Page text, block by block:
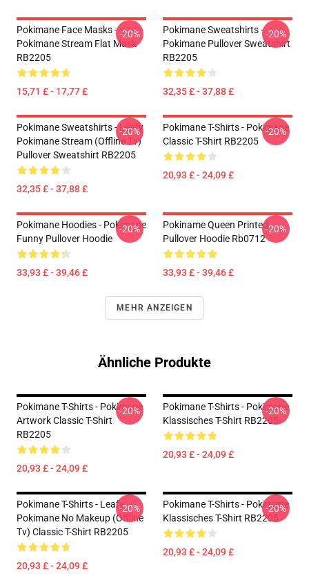
Pokimane Face Masks -
Pokimane Stream Flat Mask
RB2205
15,71 £ - 17,77 £
-20%
Pokimane Sweatshirts -
Pokimane Pullover Sweatshirt
RB2205
32,35 £ - 37,88 £
-20%
Pokimane Sweatshirts - Leafy
Pokimane Stream (Offline Tv)
Pullover Sweatshirt RB2205
32,35 £ - 37,88 £
-20%
Pokimane T-Shirts - Pokimane
Classic T-Shirt RB2205
20,93 £ - 24,09 £
-20%
Pokimane Hoodies - Pokimane
Funny Pullover Hoodie
33,93 £ - 39,46 £
-20%
Pokiname Queen Printed
Pullover Hoodie Rb0712
33,93 £ - 39,46 £
-20%
MEHR ANZEIGEN
Ähnliche Produkte
Pokimane T-Shirts - Pokimane
Artwork Classic T-Shirt
RB2205
20,93 £ - 24,09 £
-20%
Pokimane T-Shirts - Pokimane
Klassisches T-Shirt RB2205
20,93 £ - 24,09 £
-20%
Pokimane T-Shirts - Leafy
Pokimane No Makeup (Offline
Tv) Classic T-Shirt RB2205
20,93 £ - 24,09 £
-20%
Pokimane T-Shirts - Pokimane
Klassisches T-Shirt RB2205
20,93 £ - 24,09 £
-20%